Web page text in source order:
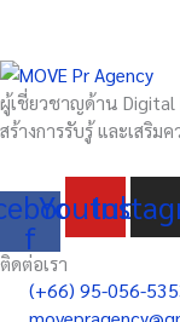
ผู้เชี่ยวชาญด้าน Digital
สร้างการรับรู้ และเสริ
f
Youtube
ติดต่อเรา
(+66) 95-056-